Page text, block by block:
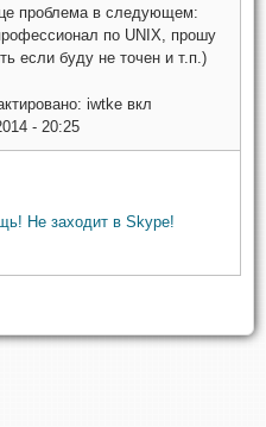
проблема в следующем:
по UNIX, прошу
если буду не точен и т.п.)
iwtke вкл
- 20:25
Не заходит в Skype!